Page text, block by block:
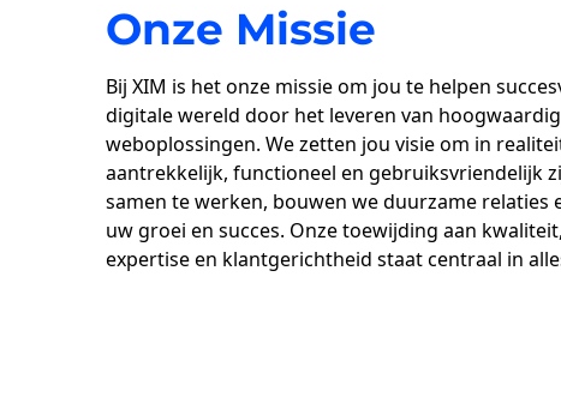
Onze Missie
Bij XIM is het onze missie om jou te helpen
digitale wereld door het leveren van
weboplossingen. We zetten jou visie om in
aantrekkelijk, functioneel en gebruiksvriendelijk
samen te werken, bouwen we duurzame relaties
uw groei en succes. Onze toewijding aan
expertise en klantgerichtheid staat centraal in